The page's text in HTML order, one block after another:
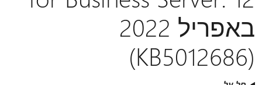
באפריל 2022
(KB5012686)